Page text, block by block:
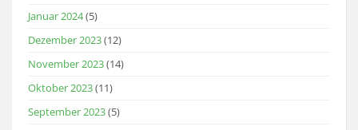
Januar 2024(5)
Dezember 2023(12)
November 2023(14)
Oktober 2023(11)
September 2023(5)